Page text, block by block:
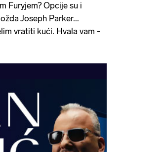
Furyjem? Opcije su i
Joseph Parker...
vratiti kući. Hvala vam -